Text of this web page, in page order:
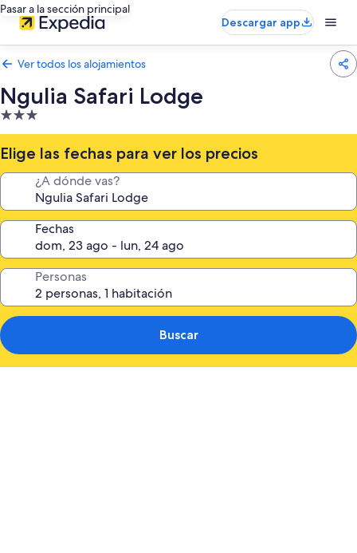
Pasar a la sección principal
Descargar app
Ver todos los alojamientos
Ngulia Safari Lodge
Alojamiento
de
3.0 estrellas
Elige las fechas para ver los precios
¿A dónde vas?
Fechas
Personas
Buscar